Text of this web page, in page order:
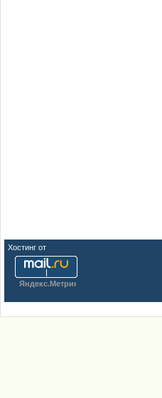
Хостинг от